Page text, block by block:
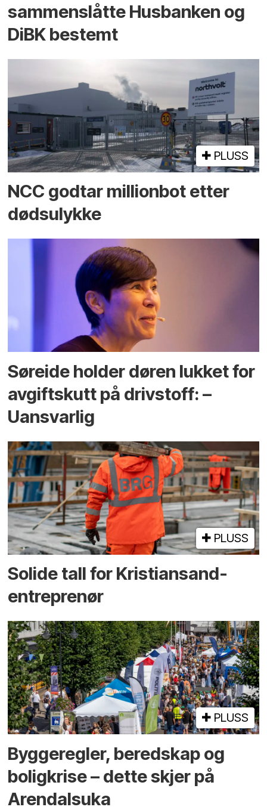
sammenslåtte Husbanken og
DiBK bestemt
PLUSS
NCC godtar millionbot etter
dødsulykke
Søreide holder døren lukket for
avgiftskutt på drivstoff: –
Uansvarlig
PLUSS
Solide tall for Kristiansand-
entreprenør
PLUSS
Bygge­regler, beredskap og
bolig­krise – dette skjer på
Arendals­uka